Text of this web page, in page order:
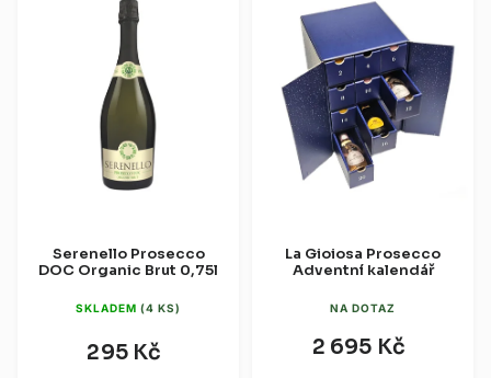
Serenello Prosecco
DOC Organic Brut 0,75l
SKLADEM (4 KS)
295 Kč
La Gioiosa Prosecco
Adventní kalendář
NA DOTAZ
2 695 Kč